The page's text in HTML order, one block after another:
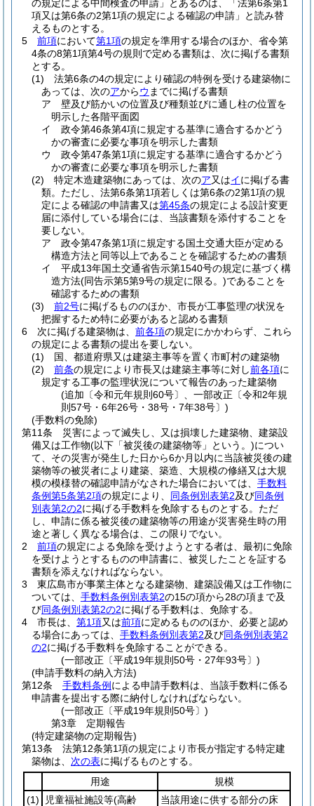
の規定による中間検査の申請」とあるのは、「法第6条第1
項又は第6条の2第1項の規定による確認の申請」と読み替
えるものとする。
5
前項において第1項の規定を準用する場合のほか、省令第
4条の8第1項第4号の規則で定める書類は、次に掲げる書類
とする。
(1)
法第6条の4の規定により確認の特例を受ける建築物に
あっては、次のアからウ までに掲げる書類
ア
壁及び筋かいの位置及び種類並びに通し柱の位置を
明示した各階平面図
イ
政令第46条第4項に規定する基準に適合するかどう
かの審査に必要な事項を明示した書類
ウ
政令第47条第1項に規定する基準に適合するかどう
かの審査に必要な事項を明示した書類
(2)
特定木造建築物にあっては、次のア又はイに掲げる書
類。 ただし、法第6条第1項若しくは第6条の2第1項の規
定による確認の申請書又は第45条の規定による設計変更
届に添付している場合には、当該書類を添付することを
要しない。
ア
政令第47条第1項に規定する国土交通大臣が定める
構造方法と同等以上であることを確認するための書類
イ
平成13年国土交通省告示第1540号の規定に基づく構
造方法(同告示第5第9号の規定に限る。)であることを
確認するための書類
(3)
前2号に掲げるもののほか、市長が工事監理の状況を
把握するため特に必要があると認める書類
6
次に掲げる建築物は、 前各項の規定にかかわらず、これら
の規定による書類の提出を要しない。
(1)
国、都道府県又は建築主事等を置く市町村の建築物
(2)
前条の規定により市長又は建築主事等に対し前各項に
規定する工事の監理状況について報告のあった建築物
(追加〔令和元年規則60号〕、一部改正〔令和2年規
則57号・6年26号・38号・7年38号〕)
(手数料の免除)
第11条
災害によって滅失し、又は損壊した建築物、建築設
備又は工作物(以下「被災後の建築物等」という。)につい
て、その災害が発生した日から6か月以内に当該被災後の建
築物等の被災者により建築、築造、大規模の修繕又は大規
模の模様替の確認申請がなされた場合においては、 手数料
条例第5条第2項の規定により、 同条例別表第2及び同条例
別表第2の2に掲げる手数料を免除するものとする。 ただ
し、申請に係る被災後の建築物等の用途が災害発生時の用
途と著しく異なる場合は、この限りでない。
2
前項の規定による免除を受けようとする者は、最初に免除
を受けようとするものの申請書に、被災したことを証する
書類を添えなければならない。
3
東広島市が事業主体となる建築物、建築設備又は工作物に
ついては、 手数料条例別表第2の15の項から28の項まで及
び同条例別表第2の2に掲げる手数料は、免除する。
4
市長は、 第1項又は前項に定めるもののほか、必要と認め
る場合にあっては、 手数料条例別表第2及び同条例別表第2
の2に掲げる手数料を免除することができる。
(一部改正〔平成19年規則50号・27年93号〕)
(申請手数料の納入方法)
第12条
手数料条例 による申請手数料は、当該手数料に係る
申請書を提出する際に納付しなければならない。
(一部改正〔平成19年規則50号〕)
第3章
定期報告
(特定建築物の定期報告)
第13条
法第12条第1項の規定により市長が指定する特定建
築物は、 次の表に掲げるものとする。
用途
規模
(1)
児童福祉施設等(高齢
当該用途に供する部分の床